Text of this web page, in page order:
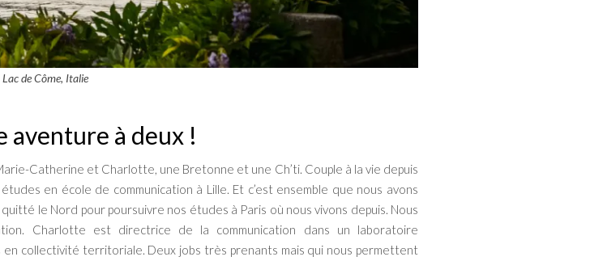
Lac de Côme, Italie
aventure à deux !
Catherine et Charlotte, une Bretonne et une Ch’ti. Couple à la vie depuis
en école de communication à Lille. Et c’est ensemble que nous avons
le Nord pour poursuivre nos études à Paris où nous vivons depuis. Nous
Charlotte est directrice de la communication dans un laboratoire
collectivité territoriale. Deux jobs très prenants mais qui nous permettent